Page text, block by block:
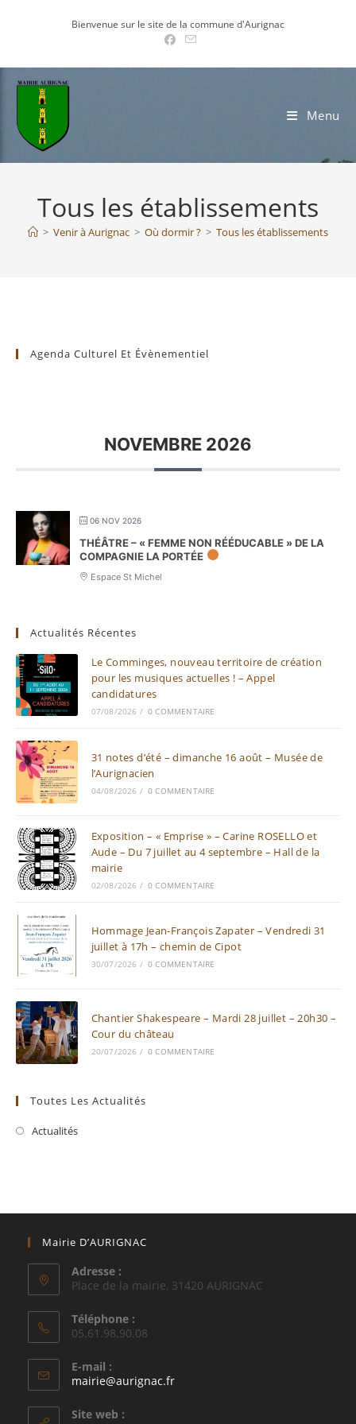
Bienvenue sur le site de la commune d'Aurignac
Menu
Tous les établissements
> Venir à Aurignac > Où dormir ? > Tous les établissements
Agenda Culturel Et Évènementiel
NOVEMBRE 2026
06 NOV 2026
THÉÂTRE – « FEMME NON RÉÉDUCABLE » DE LA
COMPAGNIE LA PORTÉE
Espace St Michel
Actualités Récentes
Le Comminges, nouveau territoire de création
pour les musiques actuelles ! – Appel
candidatures
07/08/2026 / 0 COMMENTAIRE
31 notes d’été – dimanche 16 août – Musée de
l’Aurignacien
04/08/2026 / 0 COMMENTAIRE
Exposition – « Emprise » – Carine ROSELLO et
Aude – Du 7 juillet au 4 septembre – Hall de la
mairie
02/08/2026 / 0 COMMENTAIRE
Hommage Jean-François Zapater – Vendredi 31
juillet à 17h – chemin de Cipot
30/07/2026 / 0 COMMENTAIRE
Chantier Shakespeare – Mardi 28 juillet – 20h30 –
Cour du château
20/07/2026 / 0 COMMENTAIRE
Toutes Les Actualités
Actualités
Mairie D’AURIGNAC
Adresse :
Place de la mairie, 31420 AURIGNAC
Téléphone :
05.61.98.90.08
E-mail :
mairie@aurignac.frS’ouvre
Site web :